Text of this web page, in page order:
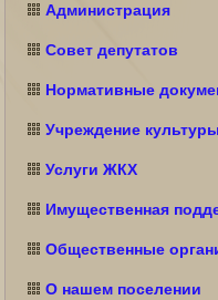
Администрация
Совет депутатов
Нормативные
Учреждение культуры
Услуги ЖКХ
Имущественная
Общественные
О нашем поселении